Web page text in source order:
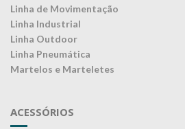
Linha de Movimentação
Linha Industrial
Linha Outdoor
Linha Pneumática
Martelos e Marteletes
ACESSÓRIOS